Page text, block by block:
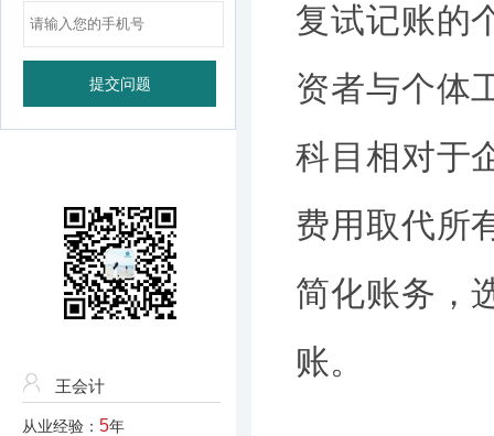
王会计
从业经验： 5年
复试记账的
资者与个体
科目相对于
费用取代所
简化账务，
账。